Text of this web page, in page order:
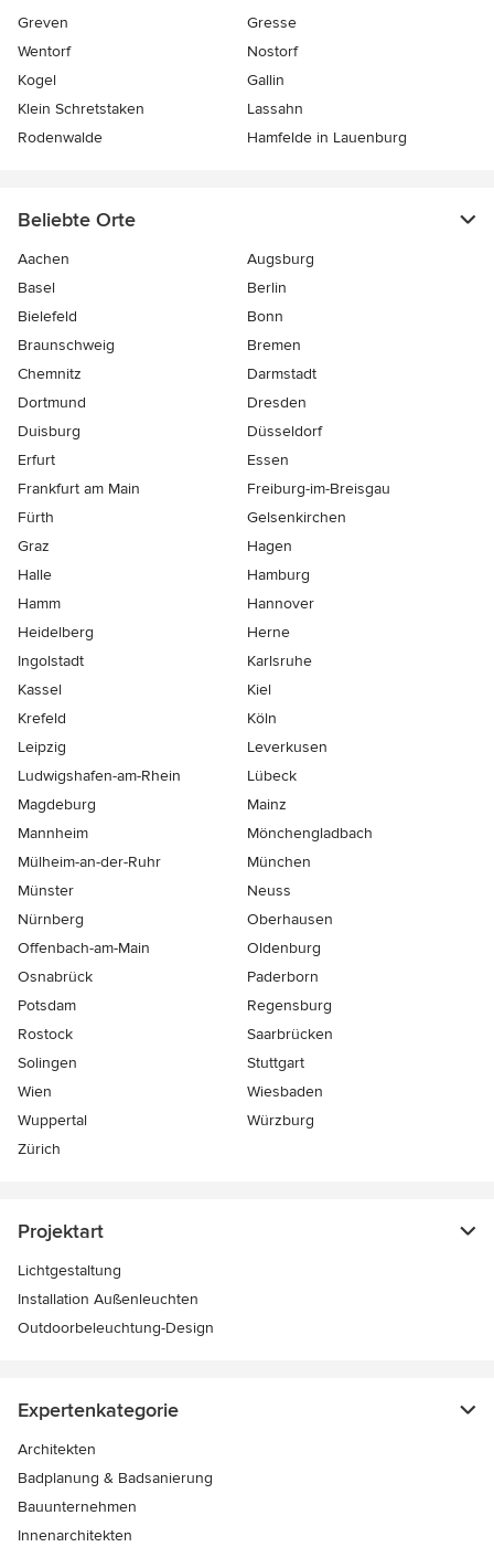
Greven
Gresse
Wentorf
Nostorf
Kogel
Gallin
Klein Schretstaken
Lassahn
Rodenwalde
Hamfelde in Lauenburg
Beliebte Orte
Aachen
Augsburg
Basel
Berlin
Bielefeld
Bonn
Braunschweig
Bremen
Chemnitz
Darmstadt
Dortmund
Dresden
Duisburg
Düsseldorf
Erfurt
Essen
Frankfurt am Main
Freiburg-im-Breisgau
Fürth
Gelsenkirchen
Graz
Hagen
Halle
Hamburg
Hamm
Hannover
Heidelberg
Herne
Ingolstadt
Karlsruhe
Kassel
Kiel
Krefeld
Köln
Leipzig
Leverkusen
Ludwigshafen-am-Rhein
Lübeck
Magdeburg
Mainz
Mannheim
Mönchen­gladbach
Mülheim-an-der-Ruhr
München
Münster
Neuss
Nürnberg
Oberhausen
Offenbach-am-Main
Oldenburg
Osnabrück
Paderborn
Potsdam
Regensburg
Rostock
Saarbrücken
Solingen
Stuttgart
Wien
Wiesbaden
Wuppertal
Würzburg
Zürich
Projektart
Lichtgestaltung
Installation Außenleuchten
Outdoorbeleuchtung-Design
Expertenkategorie
Architekten
Badplanung & Badsanierung
Bauunternehmen
Innenarchitekten